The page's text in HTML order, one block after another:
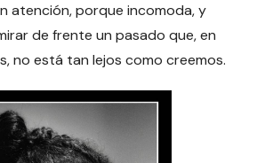
atención, porque incomoda, y
de frente un pasado que, en
no está tan lejos como creemos.